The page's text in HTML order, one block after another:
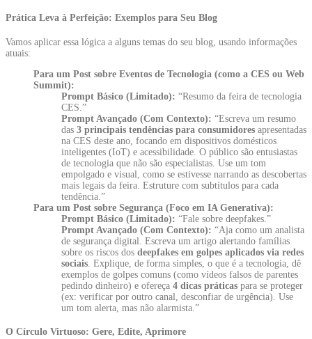
Prática Leva à Perfeição: Exemplos para Seu Blog
Vamos aplicar essa lógica a alguns temas do seu blog, usando informações
atuais:
Para um Post sobre Eventos de Tecnologia (como a CES ou Web
Summit):
Prompt Básico (Limitado): “Resumo da feira de tecnologia
CES.”
Prompt Avançado (Com Contexto): “Escreva um resumo
das 3 principais tendências para consumidores apresentadas
na CES deste ano, focando em dispositivos domésticos
inteligentes (IoT) e acessibilidade. O público são entusiastas
de tecnologia que não são especialistas. Use um tom
empolgado e visual, como se estivesse narrando as descobertas
mais legais da feira. Estruture com subtítulos para cada
tendência.”
Para um Post sobre Segurança (Foco em IA Generativa):
Prompt Básico (Limitado): “Fale sobre deepfakes.”
Prompt Avançado (Com Contexto): “Aja como um analista
de segurança digital. Escreva um artigo alertando famílias
sobre os riscos dos deepfakes em golpes aplicados via redes
sociais . Explique, de forma simples, o que é a tecnologia, dê
exemplos de golpes comuns (como vídeos falsos de parentes
pedindo dinheiro) e ofereça 4 dicas práticas para se proteger
(ex: verificar por outro canal, desconfiar de urgência). Use
um tom alerta, mas não alarmista.”
O Círculo Virtuoso: Gere, Edite, Aprimore